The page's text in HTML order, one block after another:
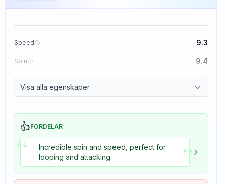
Speed 9.3
Spin 9.4
Control 8.3
Tackiness 2.3
Visa alla egenskaper
👍FÖRDELAR
“
Incredible spin and speed, perfect for
looping and attacking.
”